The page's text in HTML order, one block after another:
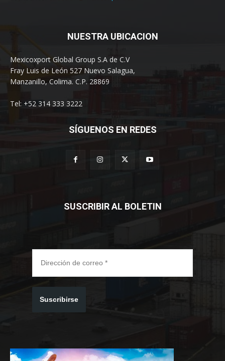
NUESTRA UBICACION
Mexicoxport Global Group S.A de C.V
Fray Luis de León 527 Nuevo Salagua,
Manzanillo, Colima. C.P. 28869
Tel: +52 314 333 3222
SÍGUENOS EN REDES
SUSCRIBIR AL BOLETIN
Suscribirse